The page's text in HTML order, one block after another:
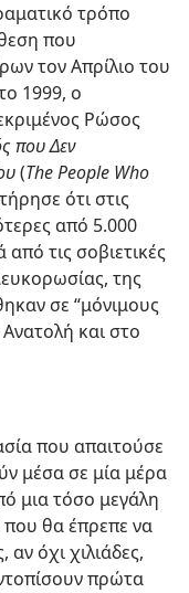
τρόπο
που
τον Απρίλιο του
1999, ο
Ρώσος
που Δεν
(The People Who
ότι στις
από 5.000
τις σοβιετικές
της
σε “μόνιμους
και στο
που απαιτούσε
μέσα σε μία μέρα
μια τόσο μεγάλη
που θα έπρεπε να
όχι χιλιάδες,
πρώτα